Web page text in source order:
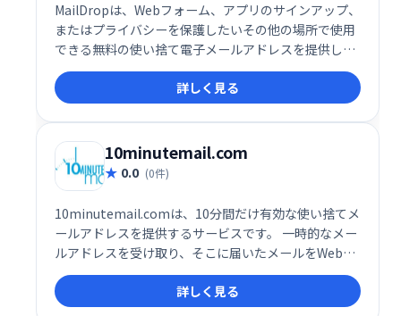
MailDropは、Webフォーム、アプリのサインアップ、
またはプライバシーを保護したいその他の場所で使用
できる無料の使い捨て電子メールアドレスを提供しま
す。
詳しく見る
10minutemail.com
0.0 (0件)
10minutemail.comは、10分間だけ有効な使い捨てメ
ールアドレスを提供するサービスです。 一時的なメー
ルアドレスを受け取り、そこに届いたメールをWebペ
ージ上で確認・返信できます。 登録不要で手軽に利用
でき、スパム対策やプライバシー保護に最適です。
詳しく見る